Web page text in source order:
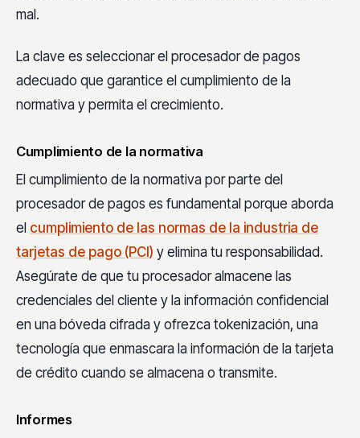
mal.
La clave es seleccionar el procesador de pagos
adecuado que garantice el cumplimiento de la
normativa y permita el crecimiento.
Cumplimiento de la normativa
El cumplimiento de la normativa por parte del
procesador de pagos es fundamental porque aborda
el cumplimiento de las normas de la industria de
tarjetas de pago (PCI) y elimina tu responsabilidad.
Asegúrate de que tu procesador almacene las
credenciales del cliente y la información confidencial
en una bóveda cifrada y ofrezca tokenización, una
tecnología que enmascara la información de la tarjeta
de crédito cuando se almacena o transmite.
Informes